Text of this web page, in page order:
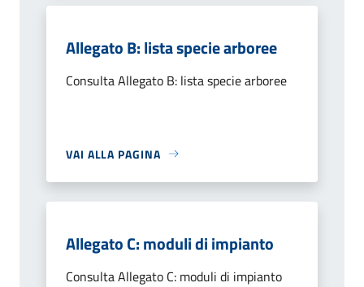
Allegato B: lista specie arboree
Consulta Allegato B: lista specie arboree
VAI ALLA PAGINA
Allegato C: moduli di impianto
Consulta Allegato C: moduli di impianto